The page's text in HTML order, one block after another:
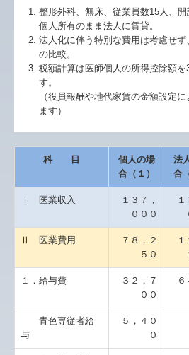
整形外科、無床、従業員数15人、
個人所有のまま法人に賃貸。
法人化に伴う特別な費用は考慮せ
の比較。
税額計算は医師個人の所得控除額を
す。
（役員報酬や地代家賃の金額設定
ます）
科 目
個人の場
合（１）
法
合
Ⅰ 医業収入
１３７，
０００
１
Ⅱ 医業費用
７８，２
５０
１
１．給与費
３２，７
００
６
青色専従者給
与
５，４０
０